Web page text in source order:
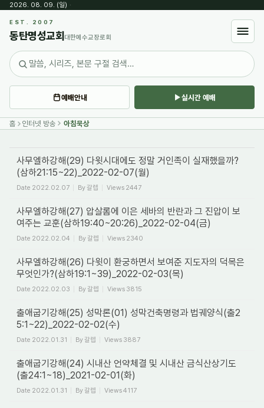
2026. 08. 09. (일) ·
EST. 2007
동탄명성교회 대한예수교장로회
예배안내 실시간 예배
홈 인터넷 방송 아침묵상
사무엘하강해(29) 다윗시대에도 정말 거인족이 실재했을까?
(삼하21:15~22)_2022-02-07(월)
Date 2022.02.07 By갈렙 Views 2447
사무엘하강해(27) 압살롬에 이은 세바의 반란과 그 진압이 보
여주는 교훈(삼하19:40~20:26)_2022-02-04(금)
Date 2022.02.04 By갈렙 Views 2340
사무엘하강해(26) 다윗이 환궁하면서 보여준 지도자의 덕목은
무엇인가?(삼하19:1~39)_2022-02-03(목)
Date 2022.02.03 By갈렙 Views 3815
출애굽기강해(25) 성막론(01) 성막건축명령과 법궤양식(출2
5:1~22)_2022-02-02(수)
Date 2022.01.31 By갈렙 Views 3887
출애굽기강해(24) 시내산 언약체결 및 시내산 금식산상기도
(출24:1~18)_2021-02-01(화)
Date 2022.01.31 By갈렙 Views4117
Sketchbook5, 스케치북5
Sketchbook5, 스케치북5